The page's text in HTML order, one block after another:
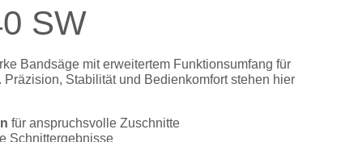
SW
Bandsäge mit erweitertem Funktionsumfang für
Stabilität und Bedienkomfort stehen hier
für anspruchsvolle Zuschnitte
Schnittergebnisse